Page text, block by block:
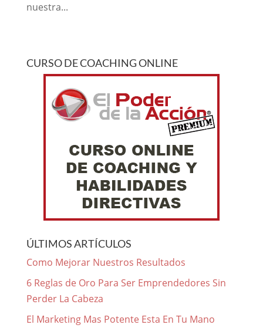
nuestra...
CURSO DE COACHING ONLINE
ÚLTIMOS ARTÍCULOS
Como Mejorar Nuestros Resultados
6 Reglas de Oro Para Ser Emprendedores Sin
Perder La Cabeza
El Marketing Mas Potente Esta En Tu Mano